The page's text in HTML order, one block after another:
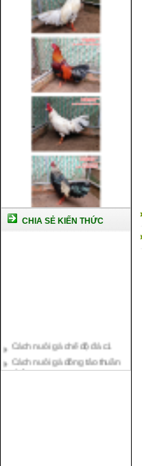
CHIA SẺ KIẾN THỨC
Cách nuôi gà đông tảo thuần
chủng
Kỹ thuật nuôi gà con mới nở